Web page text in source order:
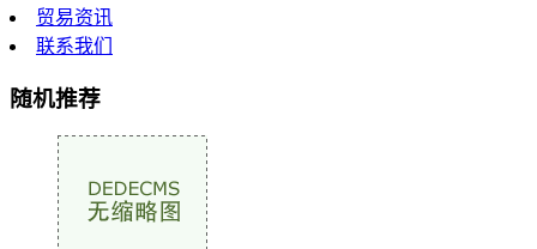
贸易资讯
联系我们
随机推荐